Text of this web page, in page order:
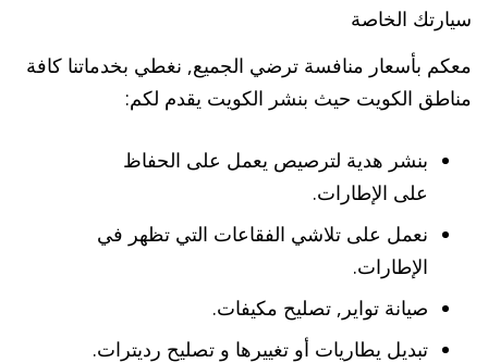
سيارتك الخاصة
معكم بأسعار منافسة ترضي الجميع, نغطي بخدماتنا كافة
مناطق الكويت حيث بنشر الكويت يقدم لكم:
بنشر هدية لترصيص يعمل على الحفاظ
على الإطارات.
نعمل على تلاشي الفقاعات التي تظهر في
الإطارات.
صيانة تواير, تصليح مكيفات.
تبديل يطاريات أو تغييرها و تصليح رديترات.